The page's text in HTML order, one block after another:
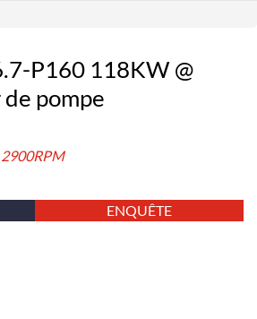
P160 118KW @
pompe
2900RPM
ENQUÊTE